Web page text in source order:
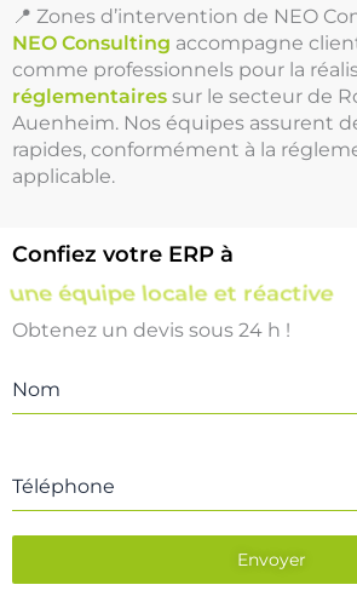
📍 Zones d’intervention de NEO
NEO Consulting accompagne
comme professionnels pour la
réglementaires sur le secteur de
Auenheim. Nos équipes assurent
rapides, conformément à la
applicable.
Confiez votre ERP à
une équipe locale et réactive
Obtenez un devis sous 24 h !
Nom
Téléphone
Envoyer